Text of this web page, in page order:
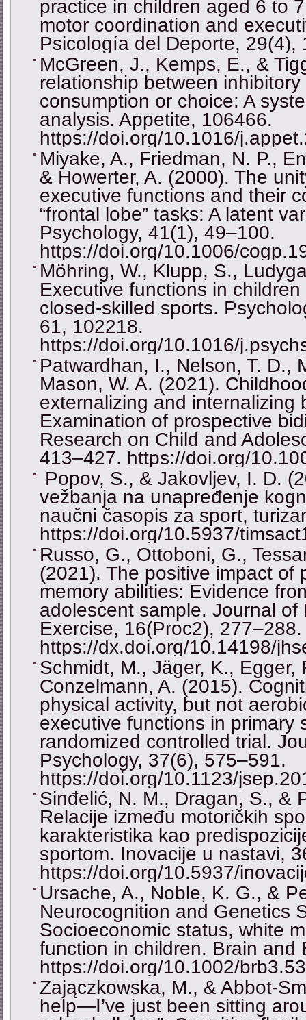
practice in children aged 6 to
motor coordination and
Psicología del Deporte, 29(4),
McGreen, J., Kemps, E., &
relationship between
consumption or choice: A
analysis. Appetite, 106466.
https://doi.org/10.1016/
Miyake, A., Friedman, N. P.,
& Howerter, A. (2000). The
executive functions and their
“frontal lobe” tasks: A latent
Psychology, 41(1), 49–100.
https://doi.org/10.1006/
Möhring, W., Klupp, S.,
Executive functions in
closed-skilled sports.
61, 102218.
https://doi.org/10.1016/
Patwardhan, I., Nelson, T. D.,
Mason, W. A. (2021).
externalizing and internalizing
Examination of prospective
Research on Child and
413–427. https://doi.org/
Popov, S., & Jakovljev, I. D.
vežbanja na unapređenje
naučni časopis za sport,
https://doi.org/10.5937/
Russo, G., Ottoboni, G.,
(2021). The positive impact of
memory abilities: Evidence
adolescent sample. Journal of
Exercise, 16(Proc2), 277–288.
https://dx.doi.org/10.14198/
Schmidt, M., Jäger, K., Egger,
Conzelmann, A. (2015).
physical activity, but not
executive functions in primary
randomized controlled trial.
Psychology, 37(6), 575–591.
https://doi.org/10.1123/
Sinđelić, N. M., Dragan, S., &
Relacije između motoričkih
karakteristika kao
sportom. Inovacije u nastavi,
https://doi.org/10.5937/
Ursache, A., Noble, K. G., &
Neurocognition and Genetics
Socioeconomic status, white
function in children. Brain and
https://doi.org/10.1002/
Zajączkowska, M., & Abbot-
help—I’ve just been sitting